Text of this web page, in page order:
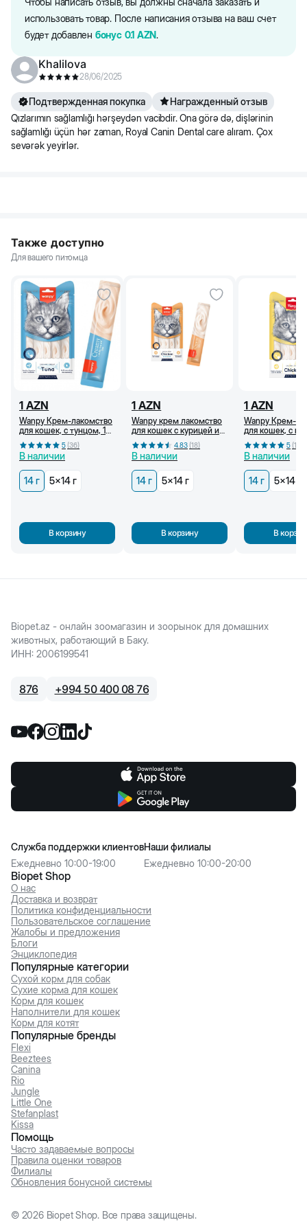
нормальной работы мочевыделительной системы взрослой
кошки за счет сбалансированного содержания минералов.
5 кг 66 г 52 г
использовать товар. После написания отзыва на ваш счет
будет добавлен бонус 0.1 AZN.
Khalilova
28/06/2025
Подтвержденная покупка
Награжденный отзыв
Qızlarımın sağlamlığı hərşeydən vacibdir. Ona görə də, dişlərinin
sağlamlığı üçün hər zaman, Royal Canin Dental care alıram. Çox
sevərək yeyirlər.
Также доступно
Для вашего питомца
1 AZN
Wanpy Крем-лакомство
для кошек, с тунцом, 14
5(36)
В наличии
14 г 5x14 г
В корзину
1 AZN
Wanpy крем лакомство
для кошек с курицей и
крабом, 14 г4.83(18)
В наличии
14 г 5x14 г
В корзину
1 AZN
Wanpy Крем-
для кошек, с
5(18
В наличии
14 г 5x14 г
В
Biopet.az - онлайн зоомагазин и зоорынок для домашних
животных, работающий в Баку.
ИНН: 2006199541
876 +994 50 400 08 76
Biopet Shop
О нас
Доставка и возврат
Политика конфиденциальности
Пользовательское соглашение
Жалобы и предложения
Блоги
Энциклопедия
Служба поддержки клиентов
Ежедневно 10:00-19:00
Наши филиалы
Ежедневно 10:00-20:00
Популярные категории
Сухой корм для собак
Сухие корма для кошек
Корм для кошек
Наполнители для кошек
Корм для котят
Популярные бренды
Flexi
Beeztees
Canina
Rio
Jungle
Little One
Stefanplast
Kissa
Помощь
Часто задаваемые вопросы
Правила оценки товаров
Филиалы
Обновления бонусной системы
© 2026Biopet Shop. Все права защищены.